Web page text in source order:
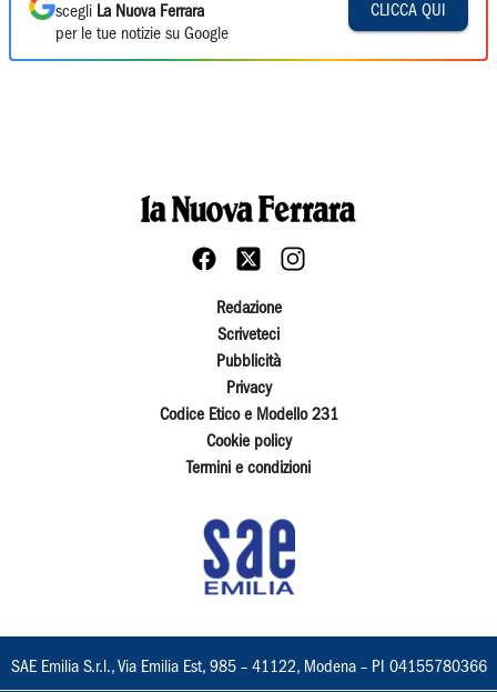
scegli La Nuova Ferrara
per le tue notizie su Google
CLICCA QUI
Redazione
Scriveteci
Pubblicità
Privacy
Codice Etico e Modello 231
Cookie policy
Termini e condizioni
SAE Emilia S.r.l., Via Emilia Est, 985 – 41122, Modena – PI 04155780366